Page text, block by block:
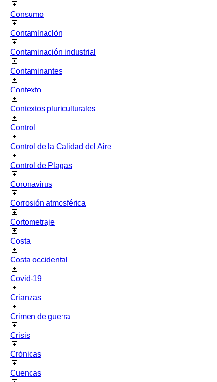
Consumo
Contaminación
Contaminación industrial
Contaminantes
Contexto
Contextos pluriculturales
Control
Control de la Calidad del Aire
Control de Plagas
Coronavirus
Corrosión atmosférica
Cortometraje
Costa
Costa occidental
Covid-19
Crianzas
Crimen de guerra
Crisis
Crónicas
Cuencas